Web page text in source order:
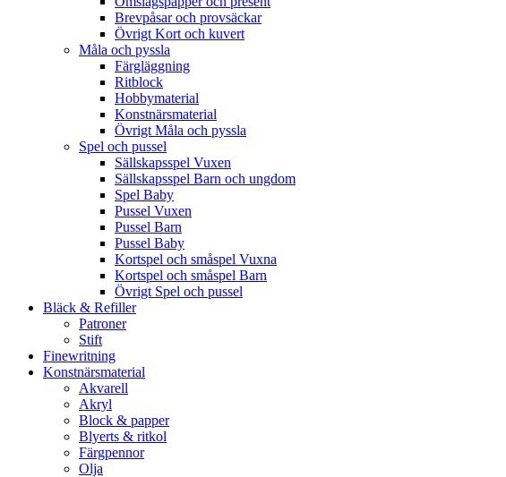
Brevpåsar och provsäckar
Övrigt Kort och kuvert
Måla och pyssla
Färgläggning
Ritblock
Hobbymaterial
Konstnärsmaterial
Övrigt Måla och pyssla
Spel och pussel
Sällskapsspel Vuxen
Sällskapsspel Barn och ungdom
Spel Baby
Pussel Vuxen
Pussel Barn
Pussel Baby
Kortspel och småspel Vuxna
Kortspel och småspel Barn
Övrigt Spel och pussel
Bläck & Refiller
Patroner
Stift
Finewritning
Konstnärsmaterial
Akvarell
Akryl
Block & papper
Blyerts & ritkol
Färgpennor
Olja